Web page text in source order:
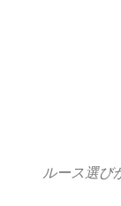
ルース選び